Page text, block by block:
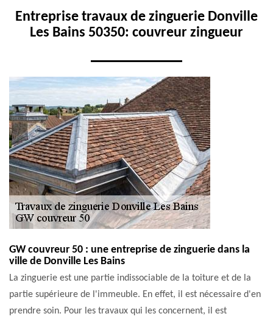
Entreprise travaux de zinguerie Donville
Les Bains 50350: couvreur zingueur
GW couvreur 50 : une entreprise de zinguerie dans la
ville de Donville Les Bains
La zinguerie est une partie indissociable de la toiture et de la
partie supérieure de l'immeuble. En effet, il est nécessaire d'en
prendre soin. Pour les travaux qui les concernent, il est